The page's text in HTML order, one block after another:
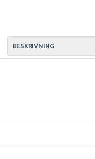
BESKRIVNING